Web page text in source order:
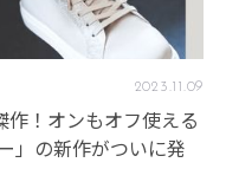
2023 .11 .09
作！オンもオフ使える
」の新作がついに発